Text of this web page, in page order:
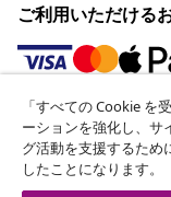
ご利用いただける
ニュースレター
70万人以上のユー
な情報や季節限定
「すべての Cookie を
ーションを強化し、サ
グ活動を支援するため
したことになります。